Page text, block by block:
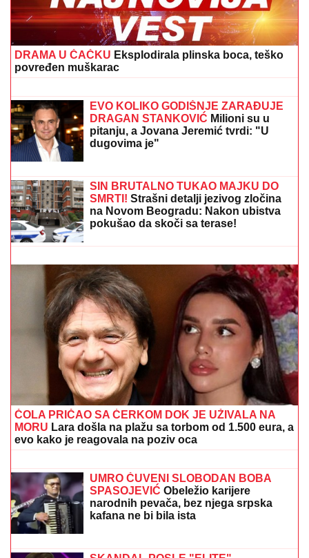
Poznati par prodaje luksuznu vilu! Uložili 200.000
evra, a sad je stavili na oglas
SMRŠALA 15 KILOGRAMA, PA
POKAZALA TELO U BIKINIJU
Voditeljka nakon porođaja ima telo za
medalju: Obavlja seoske poslove, a
vilice
Veza sa pevačicom je ovog poznatog
muškarca odvela u propast: Bio
najpoželjniji na estradi, pa se odselio
iz Srbije
DRAMA U ČAČKUEksplodirala plinska boca, teško
povređen muškarac
GRČKO LETO ŽENE OGNJENA
AMIDŽIĆA!Mina ističe GOLE NOGE, u
kadar upala i jahta: Tek da je vidite u
MINI BIKINIJU (FOTO)
EVO KOLIKO GODIŠNJE ZARAĐUJE
DRAGAN STANKOVIĆMilioni su u
pitanju, a Jovana Jeremić tvrdi: "U